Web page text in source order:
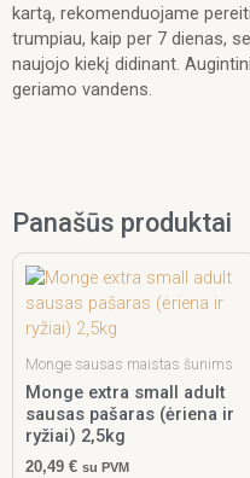
kartą, rekomenduojame
trumpiau, kaip per 7 dienas,
naujojo kiekį didinant.
geriamo vandens.
Panašūs produktai
Monge sausas maistas šunims
Monge extra small adult
sausas pašaras (ėriena ir
ryžiai) 2,5kg
20,49 € su PVM